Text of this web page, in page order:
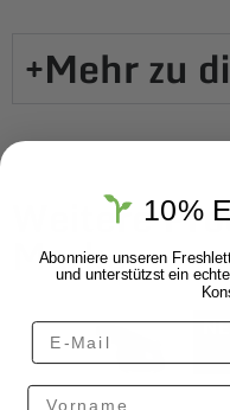
Mehr zu
Weitere
Marke
10%
Abonniere unseren
und unterstützst ein
Vorname